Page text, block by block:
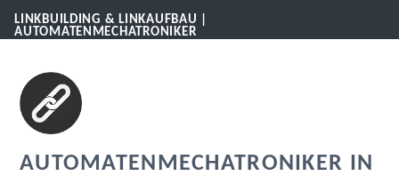
LINKBUILDING & LINKAUFBAU |
AUTOMATENMECHATRONIKER
AUTOMATENMECHATRONIKER IN